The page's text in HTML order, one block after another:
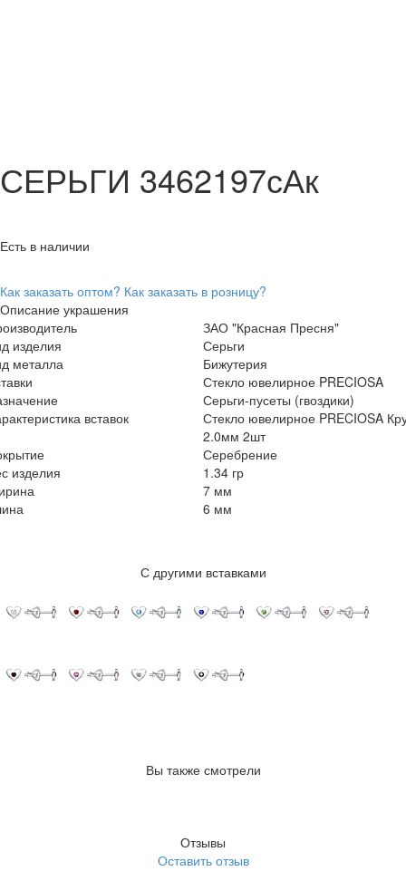
СЕРЬГИ 3462197сАк
Есть в наличии
Как заказать оптом? Как заказать в розницу?
Описание украшения
ЗАО "Красная Пресня"
изделия
Серьги
металла
Бижутерия
Стекло ювелирное PRECIOSA
Серьги-пусеты (гвоздики)
вставок
Стекло ювелирное PRECIOSA
2.0мм 2шт
Серебрение
изделия
1.34 гр
7 мм
6 мм
С другими вставками
Вы также смотрели
Отзывы
Оставить отзыв